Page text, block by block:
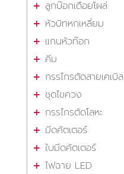
ลูกบ๊อกเดือยโผล่
หัวบิทหกเหลี่ยม
แกนหัวท๊อก
คีม
กรรไกรตัดสายเคเบิล
ชุดไขควง
กรรไกรตัดโลหะ
มีดคัตเตอร์
ใบมีดคัตเตอร์
ไฟฉาย LED